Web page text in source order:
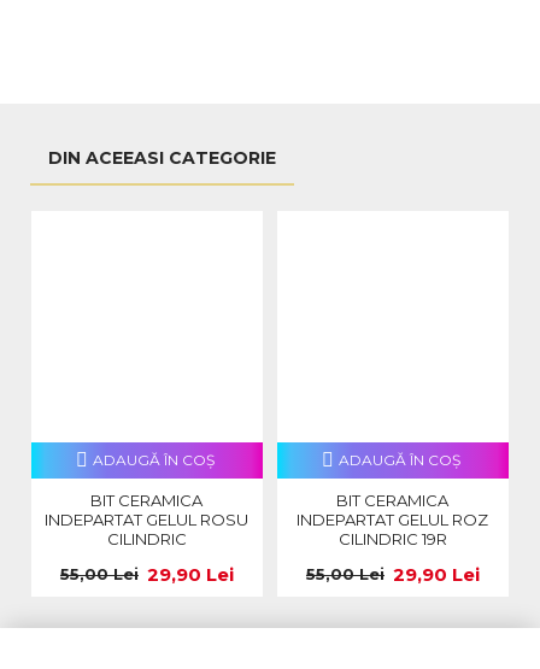
DIN ACEEASI CATEGORIE
BIT CERAMICA
INDEPARTAT GELUL ROSU
CILINDRIC
29,90 Lei
55,00 Lei
ADAUGĂ ÎN COŞ
BIT CERAMICA
INDEPARTAT GELUL ROZ
CILINDRIC 19R
29,90 Lei
55,00 Lei
ADAUGĂ ÎN COŞ